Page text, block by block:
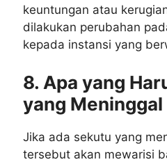
keuntungan atau
dilakukan perubahan
kepada instansi yang
8. Apa yang
yang Meninggal
Jika ada sekutu yang
tersebut akan mewarisi